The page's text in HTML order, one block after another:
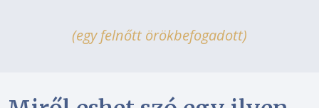
(egy felnőtt örökbefogadott)